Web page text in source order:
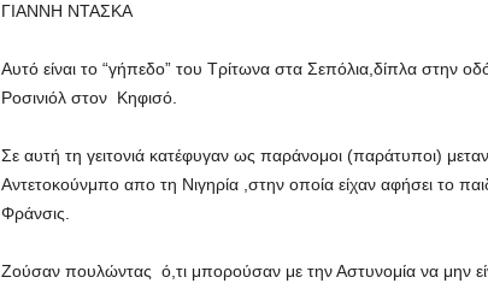
ΓΙΑΝΝΗ ΝΤΑΣΚΑ
Αυτό είναι το “γήπεδο” του Τρίτωνα στα Σεπόλια,δίπλα στην
Ροσινιόλ στον Κηφισό.
Σε αυτή τη γειτονιά κατέφυγαν ως παράνομοι (παράτυποι)
Αντετοκούνμπο απο τη Νιγηρία ,στην οποία είχαν αφήσει το
Φράνσις.
Ζούσαν πουλώντας ό,τι μπορούσαν με την Αστυνομία να μην